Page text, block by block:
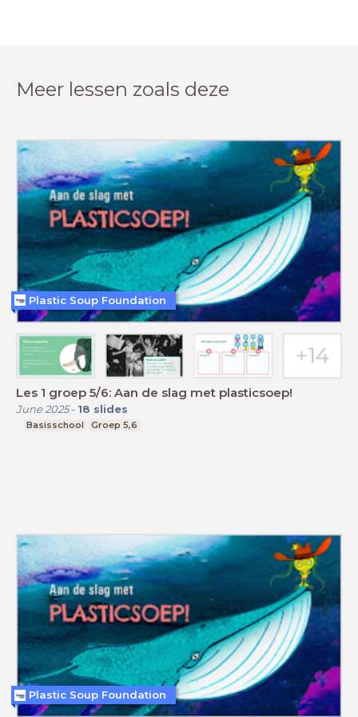
Meer lessen zoals deze
Les 1 groep 5/6: Aan de slag met plasticsoep!
June 2025- 18 slides
Basisschool Groep 5,6
Plastic Soup Foundation
Plastic Soup Foundation